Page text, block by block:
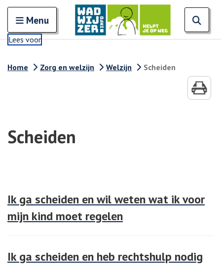
Open en sluit het
Menu
Lees voor
Home Zorg en welzijn Welzijn Scheiden
Scheiden
Ik ga scheiden en wil weten wat ik voor
mijn kind moet regelen
Ik ga scheiden en heb rechtshulp nodig